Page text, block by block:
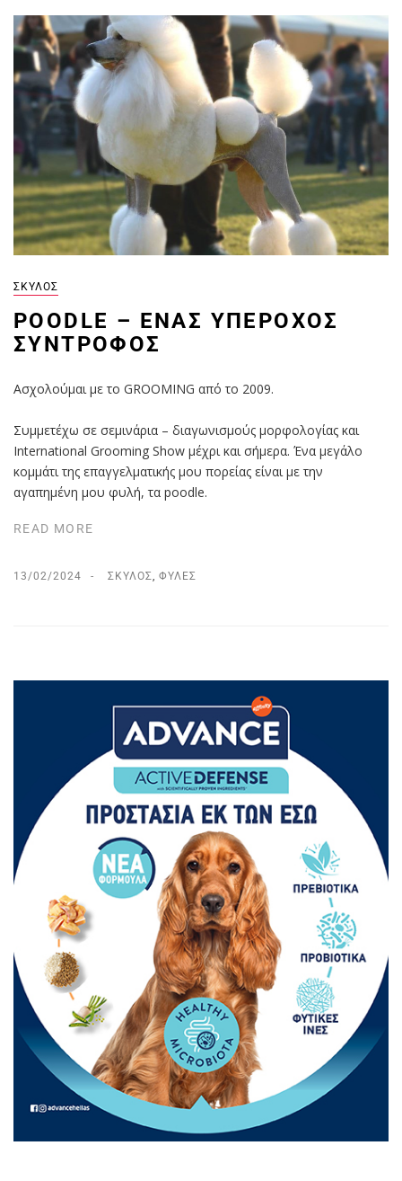
ΣΚΎΛΟΣ
POODLE – ΈΝΑΣ ΥΠΈΡΟΧΟΣ
ΣΎΝΤΡΟΦΟΣ
Ασχολούμαι με το GROOMING από το 2009.
Συμμετέχω σε σεμινάρια – διαγωνισμούς μορφολογίας και
International Grooming Show μέχρι και σήμερα. Ένα μεγάλο
κομμάτι της επαγγελματικής μου πορείας είναι με την
αγαπημένη μου φυλή, τα poodle.
READ MORE
13/02/2024 ΣΚΎΛΟΣ, ΦΥΛΈΣ